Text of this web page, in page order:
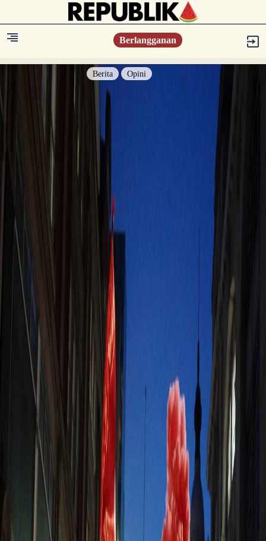
Berlangganan
Berita Opini
Berita
Islam Digest
Konsultasi Syariah
Sejarah
Lensa
Iqtishodia
Sastra
Literasi Umat